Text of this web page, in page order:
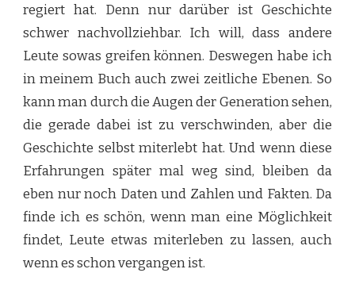
regiert hat. Denn nur darüber ist Geschichte
schwer nachvollziehbar. Ich will, dass andere
Leute sowas greifen können. Deswegen habe ich
in meinem Buch auch zwei zeitliche Ebenen. So
kann man durch die Augen der Generation sehen,
die gerade dabei ist zu verschwinden, aber die
Geschichte selbst miterlebt hat. Und wenn diese
Erfahrungen später mal weg sind, bleiben da
eben nur noch Daten und Zahlen und Fakten. Da
finde ich es schön, wenn man eine Möglichkeit
findet, Leute etwas miterleben zu lassen, auch
wenn es schon vergangen ist.